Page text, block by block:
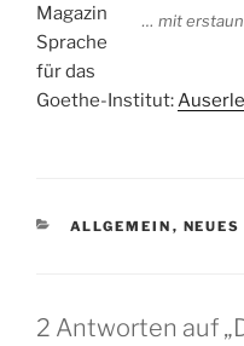
… mit
Magazin
Sprache
für das
Goethe-Institut:
KATEGORIEN
ALLGEMEIN ,
2 Antworten auf